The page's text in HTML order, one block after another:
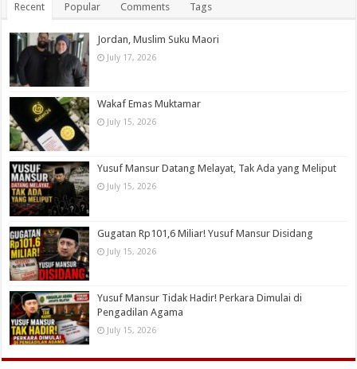
Recent Popular Comments Tags
Jordan, Muslim Suku Maori
July 17, 2026
Wakaf Emas Muktamar
July 15, 2026
Yusuf Mansur Datang Melayat, Tak Ada yang Meliput
July 15, 2026
Gugatan Rp101,6 Miliar! Yusuf Mansur Disidang
July 15, 2026
Yusuf Mansur Tidak Hadir! Perkara Dimulai di
Pengadilan Agama
July 15, 2026